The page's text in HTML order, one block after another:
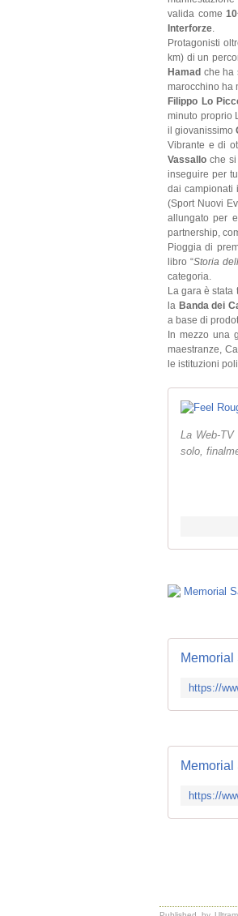
valida come
Interforze
Protagonisti
km) di un
Hamad che ha
marocchino ha
Filippo Lo
minuto proprio
il giovanissimo
Vibrante e di
Vassallo che
inseguire per
dai campionati
(Sport Nuovi
allungato per
partnership,
Pioggia di
libro “Storia
categoria.
La gara è stata
la Banda dei
a base di
In mezzo una
maestranze,
le istituzioni
La Web-
solo,